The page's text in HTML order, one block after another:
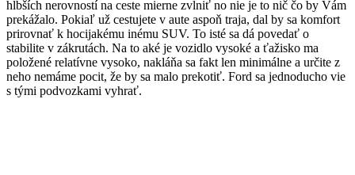
hlbších nerovností na ceste mierne zvlniť no nie je to nič čo by Vám
prekážalo. Pokiaľ už cestujete v aute aspoň traja, dal by sa komfort
prirovnať k hocijakému inému SUV. To isté sa dá povedať o
stabilite v zákrutách. Na to aké je vozidlo vysoké a ťažisko ma
položené relatívne vysoko, nakláňa sa fakt len minimálne a určite z
neho nemáme pocit, že by sa malo prekotiť. Ford sa jednoducho vie
s tými podvozkami vyhrať.